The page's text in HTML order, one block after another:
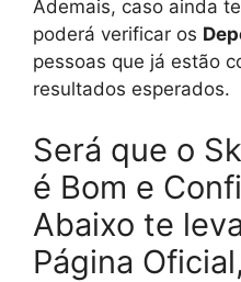
Ademais, caso ainda
poderá verificar os
pessoas que já estão
resultados esperados.
Será que o
é Bom e
Abaixo te
Página